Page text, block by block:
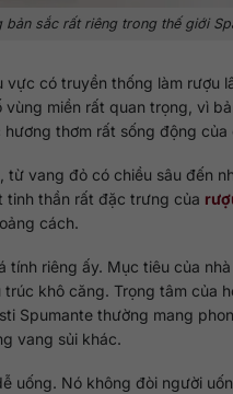
sắc rất riêng trong thế giới
vực có truyền thống làm rượu
miền rất quan trọng, vì
thơm rất sống động
vang đỏ có chiều sâu đến
tinh thần rất đặc trưng của
cách.
riêng ấy. Mục tiêu của
khô căng. Trọng tâm của
Spumante thường mang
vang sủi khác.
Nó không đòi người